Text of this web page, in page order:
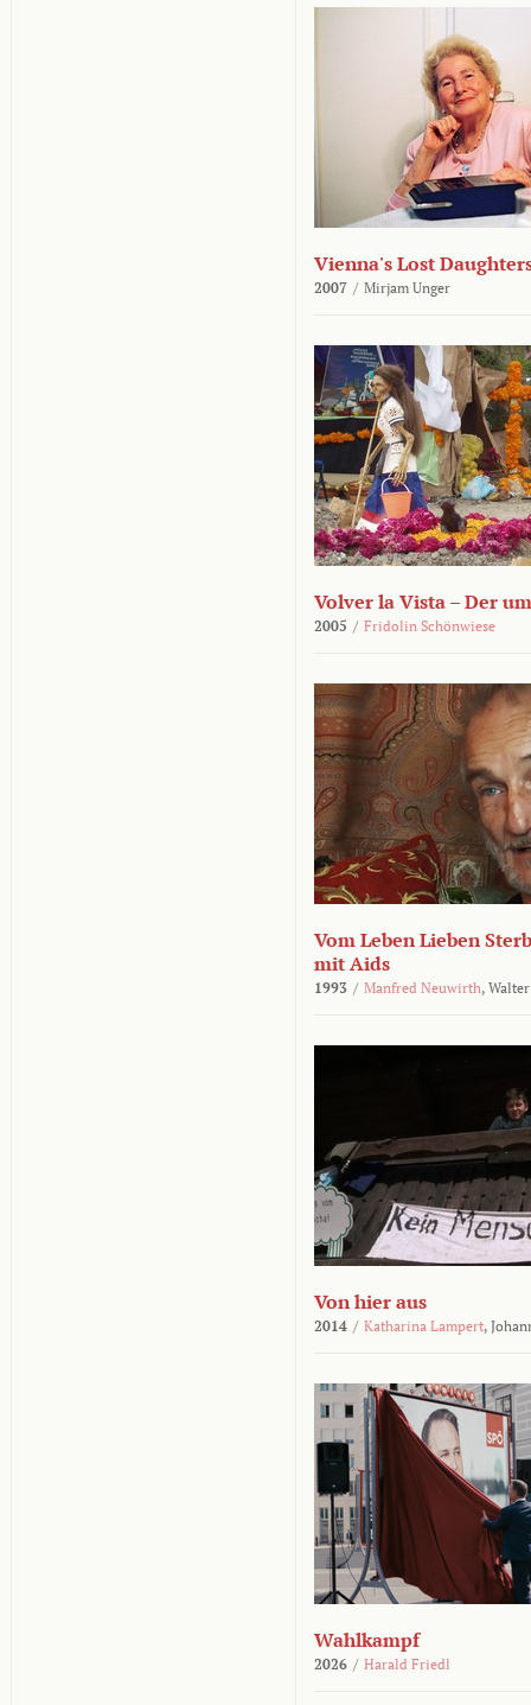
Vienna's Lost
2007 / Mirjam Unger
Volver la Vista – Der
2005 / Fridolin Schönwiese
Vom Leben Lieben
mit Aids
1993 / Manfred Neuwirth,
Von hier aus
2014 / Katharina Lampert,
Wahlkampf
2026 / Harald Friedl